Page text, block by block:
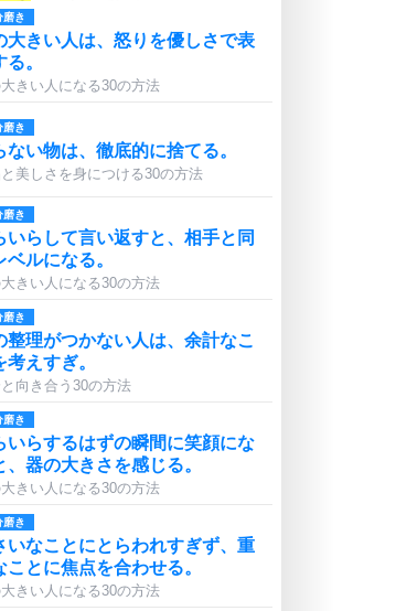
磨き
大きい人は、怒りを優しさで表
。
きい人になる30の方法
磨き
ない物は、徹底的に捨てる。
美しさを身につける30の方法
磨き
いらして言い返すと、相手と同
ベルになる。
きい人になる30の方法
磨き
整理がつかない人は、余計なこ
考えすぎ。
向き合う30の方法
磨き
いらするはずの瞬間に笑顔にな
、器の大きさを感じる。
きい人になる30の方法
磨き
いなことにとらわれすぎず、重
ことに焦点を合わせる。
きい人になる30の方法